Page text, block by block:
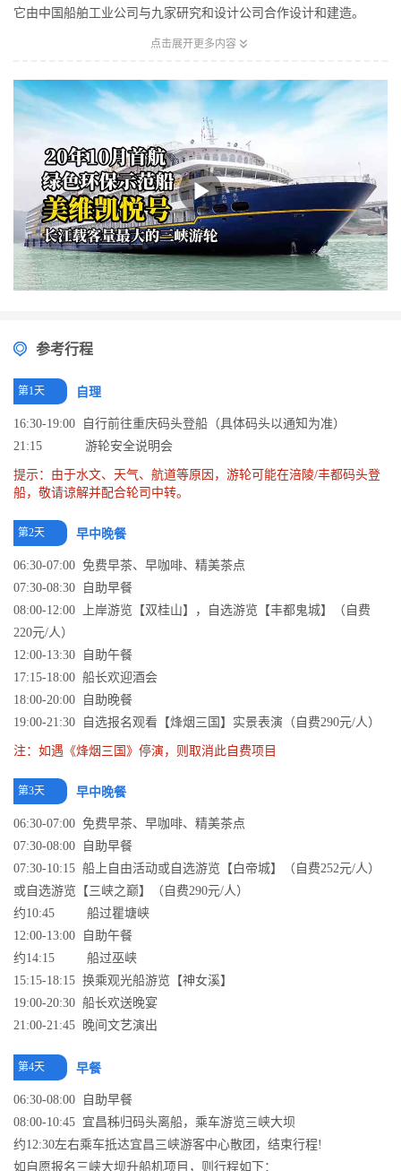
它由中国船舶工业公司与九家研究和设计公司合作设计和建造。
它是长江上第一艘也是首艘采用直流组网电力推系统的游船。
除了保留和扩展美维凯珍的原有功能设计外，美维凯悦的乘客甲板
和客舱的设计旨在为乘客提供舒适度，并提供完全不同的长江游船
体验。
点击展开更多内容 
参考行程
第1天 自理
16:30-19:00 自行前往重庆码头登船（具体码头以通知为准）
21:15 游轮安全说明会
提示：由于水文、天气、航道等原因，游轮可能在涪陵/丰都码头登
船，敬请谅解并配合轮司中转。
第2天 早中晚餐
06:30-07:00 免费早茶、早咖啡、精美茶点
07:30-08:30 自助早餐
08:00-12:00 上岸游览【双桂山】，自选游览【丰都鬼城】（自费
220元/人）
12:00-13:30 自助午餐
17:15-18:00 船长欢迎酒会
18:00-20:00 自助晚餐
19:00-21:30 自选报名观看【烽烟三国】实景表演（自费290元/人）
注：如遇《烽烟三国》停演，则取消此自费项目
第3天 早中晚餐
06:30-07:00 免费早茶、早咖啡、精美茶点
07:30-08:00 自助早餐
07:30-10:15 船上自由活动或自选游览【白帝城】（自费252元/人）
或自选游览【三峡之巅】（自费290元/人）
约10:45 船过瞿塘峡
12:00-13:00 自助午餐
约14:15 船过巫峡
15:15-18:15 换乘观光船游览【神女溪】
19:00-20:30 船长欢送晚宴
21:00-21:45 晚间文艺演出
第4天 早餐
06:30-08:00 自助早餐
08:00-10:45 宜昌秭归码头离船，乘车游览三峡大坝
约12:30左右乘车抵达宜昌三峡游客中心散团，结束行程!
如自愿报名三峡大坝升船机项目，则行程如下：